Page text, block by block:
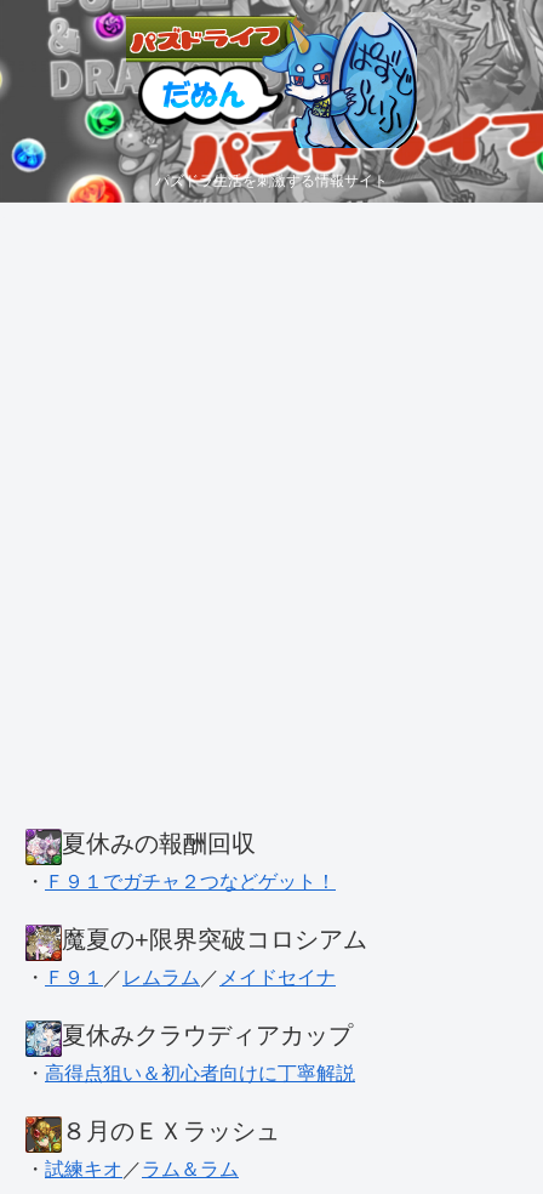
パズドラ生活を刺激する情報サイト
夏休みの報酬回収
・ Ｆ９１でガチャ２つなどゲット！
魔夏の+限界突破コロシアム
・ Ｆ９１ ／ レムラム ／ メイドセイナ
夏休みクラウディアカップ
・ 高得点狙い＆初心者向けに丁寧解説
８月のＥＸラッシュ
・ 試練キオ ／ラム＆ラム